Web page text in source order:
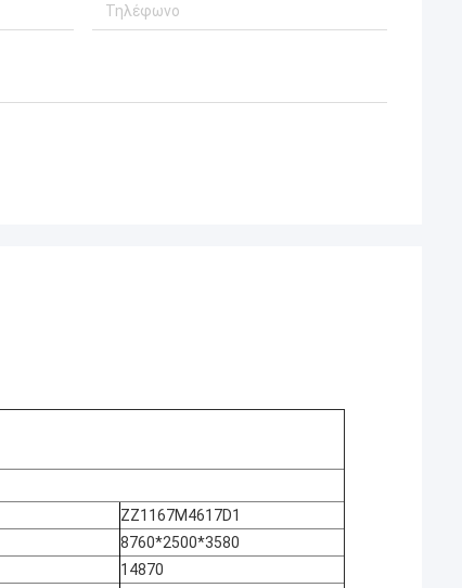
ZZ1167M4617D1
8760*2500*3580
14870